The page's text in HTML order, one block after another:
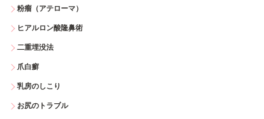
粉瘤（アテローマ）
ヒアルロン酸隆鼻術
二重埋没法
爪白癬
乳房のしこり
お尻のトラブル